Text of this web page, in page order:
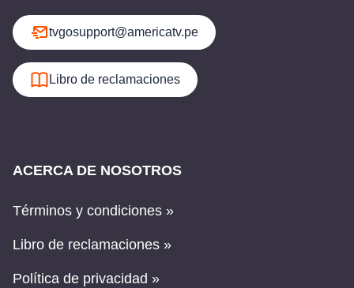
tvgosupport@americatv.pe
Libro de reclamaciones
ACERCA DE NOSOTROS
Términos y condiciones »
Libro de reclamaciones »
Política de privacidad »